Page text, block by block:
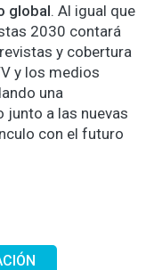
global. Al igual que
2030 contará
y cobertura
y los medios
una
junto a las nuevas
con el futuro